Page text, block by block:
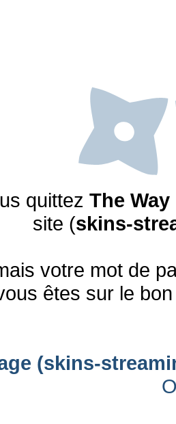
quittez The
site (skins-
votre mot de
êtes sur le
(skins-